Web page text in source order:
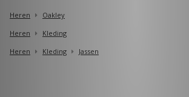
Heren
Oakley
Heren
Kleding
Heren
Kleding Jassen